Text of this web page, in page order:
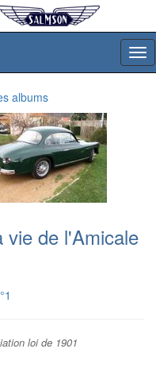
albums
vie de l'Amicale
loi de 1901